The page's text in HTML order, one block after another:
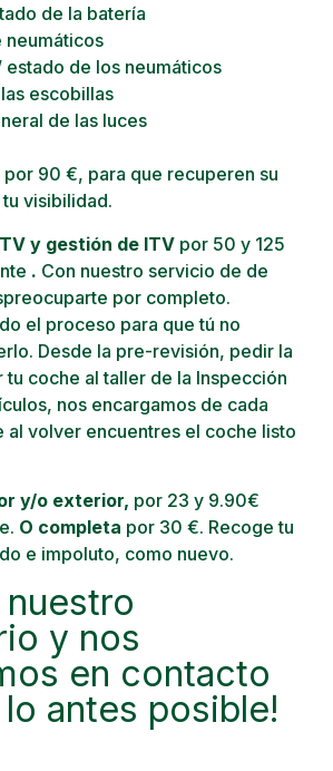
de la batería
neumáticos
estado de los neumáticos
escobillas
de las luces
por 90 €, para que recuperen su
visibilidad.
y gestión de ITV por 50 y 125
. Con nuestro servicio de de
por completo.
el proceso para que tú no
Desde la pre-revisión, pedir la
tu coche al taller de la Inspección
nos encargamos de cada
al volver encuentres el coche listo
y/o exterior, por 23 y 9.90€
O completa por 30 €. Recoge tu
e impoluto, como nuevo.
nuestro
y nos
en contacto
antes posible!